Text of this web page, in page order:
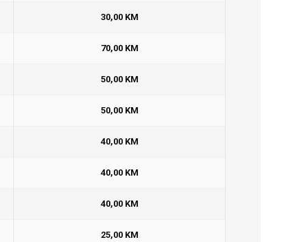
30,00 KM
70,00 KM
50,00 KM
50,00 KM
40,00 KM
40,00 KM
40,00 KM
25,00 KM